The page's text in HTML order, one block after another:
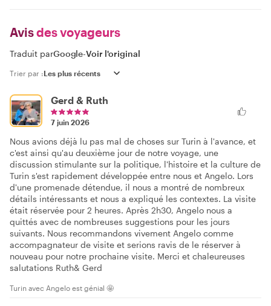
Avisdes voyageurs
Traduit parGoogle-Voir l'original
Trier par :
Gerd & Ruth
7 juin 2026
Nous avions déjà lu pas mal de choses sur Turin à l'avance, et
c'est ainsi qu'au deuxième jour de notre voyage, une
discussion stimulante sur la politique, l'histoire et la culture de
Turin s'est rapidement développée entre nous et Angelo. Lors
d'une promenade détendue, il nous a montré de nombreux
détails intéressants et nous a expliqué les contextes. La visite
était réservée pour 2 heures. Après 2h30, Angelo nous a
quittés avec de nombreuses suggestions pour les jours
suivants. Nous recommandons vivement Angelo comme
accompagnateur de visite et serions ravis de le réserver à
nouveau pour notre prochaine visite. Merci et chaleureuses
salutations Ruth& Gerd
Turin avec Angelo est génial 🤩